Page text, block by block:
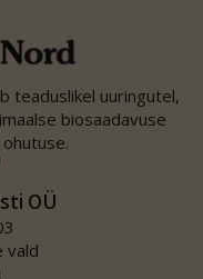
teaduslikel uuringutel,
biosaadavuse
OÜ
vald